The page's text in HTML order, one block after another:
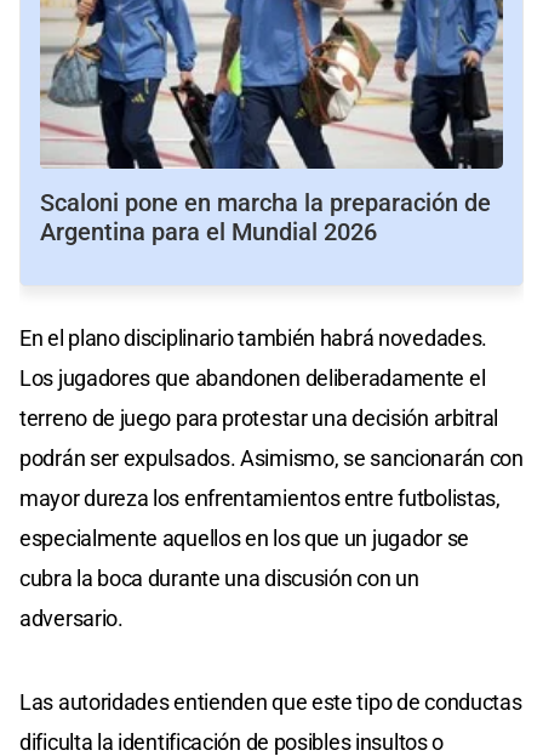
Scaloni pone en marcha la preparación de
Argentina para el Mundial 2026
En el plano disciplinario también habrá novedades.
Los jugadores que abandonen deliberadamente el
terreno de juego para protestar una decisión arbitral
podrán ser expulsados. Asimismo, se sancionarán con
mayor dureza los enfrentamientos entre futbolistas,
especialmente aquellos en los que un jugador se
cubra la boca durante una discusión con un
adversario.
Las autoridades entienden que este tipo de conductas
dificulta la identificación de posibles insultos o